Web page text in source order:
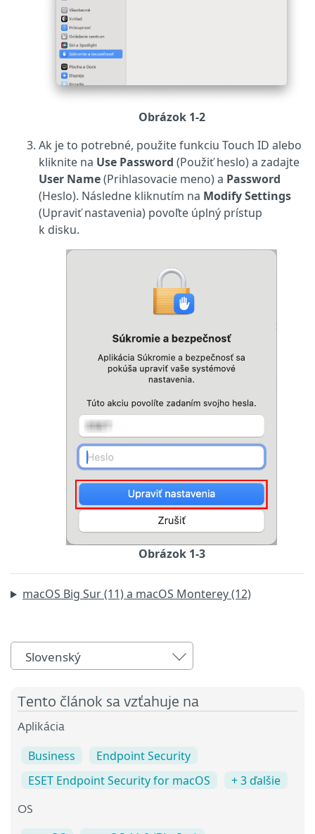
Obrázok 1-2
Ak je to potrebné, použite funkciu Touch ID alebo
kliknite na Use Password (Použiť heslo) a zadajte
User Name(Prihlasovacie meno) a Password
(Heslo). Následne kliknutím na Modify Settings
(Upraviť nastavenia) povoľte úplný prístup
k disku.
Obrázok 1-3
macOS Big Sur (11) a macOS Monterey (12)
Slovenský
Tento článok sa vzťahuje na
Aplikácia
Business
Endpoint Security
ESET Endpoint Security for macOS
+ 3 ďalšie
OS